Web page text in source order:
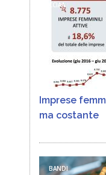
CCIAA
Imprese
ma costante
BANDI